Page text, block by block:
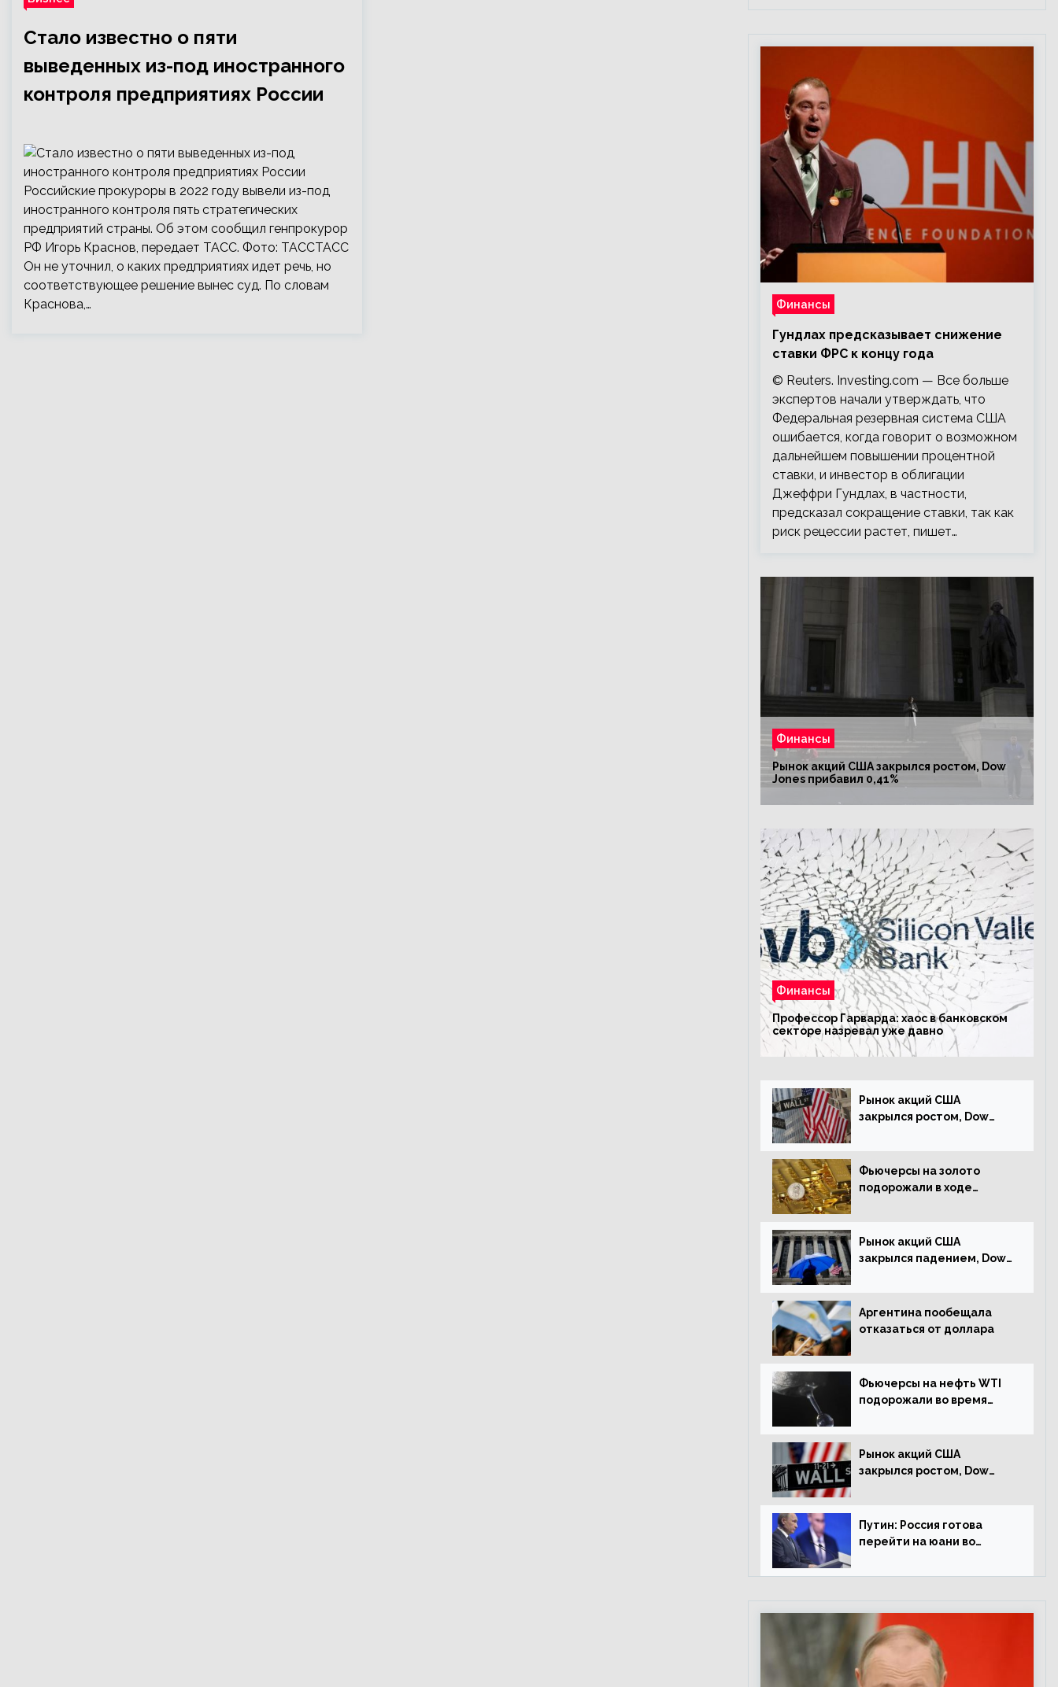
Стало известно о пяти
выведенных из-под иностранного
контроля предприятиях России
Российские прокуроры в 2022 году вывели из-под
иностранного контроля пять стратегических
предприятий страны. Об этом сообщил генпрокурор
РФ Игорь Краснов, передает ТАСС. Фото: ТАССТАСС
Он не уточнил, о каких предприятиях идет речь, но
соответствующее решение вынес суд. По словам
Краснова,…
Финансы
Гундлах предсказывает снижение
ставки ФРС к концу года
© Reuters. Investing.com — Все больше
экспертов начали утверждать, что
Федеральная резервная система США
ошибается, когда говорит о возможном
дальнейшем повышении процентной
ставки, и инвестор в облигации
Джеффри Гундлах, в частности,
предсказал сокращение ставки, так как
риск рецессии растет, пишет…
Финансы
Рынок акций США закрылся ростом, Dow
Jones прибавил 0,41%
Финансы
Профессор Гарварда: хаос в банковском
секторе назревал уже давно
Рынок акций США
закрылся ростом, Dow
Фьючерсы на золото
подорожали в ходе
Рынок акций США
закрылся падением, Dow
Аргентина пообещала
отказаться от доллара
Фьючерсы на нефть WTI
подорожали во время
Рынок акций США
закрылся ростом, Dow
Путин: Россия готова
перейти на юани во